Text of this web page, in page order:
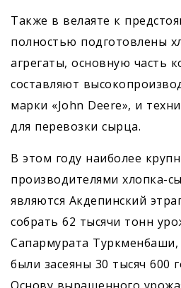
Также в велаяте к
полностью подготовлены
агрегаты, основную часть
составляют
марки «John Deere», и
для перевозки сырца.
В этом году наиболее
производителями хлопка-
являются Акдепинский
собрать 62 тысячи тонн
Сапармурата Туркменбаши,
были засеяны 30 тысяч 600